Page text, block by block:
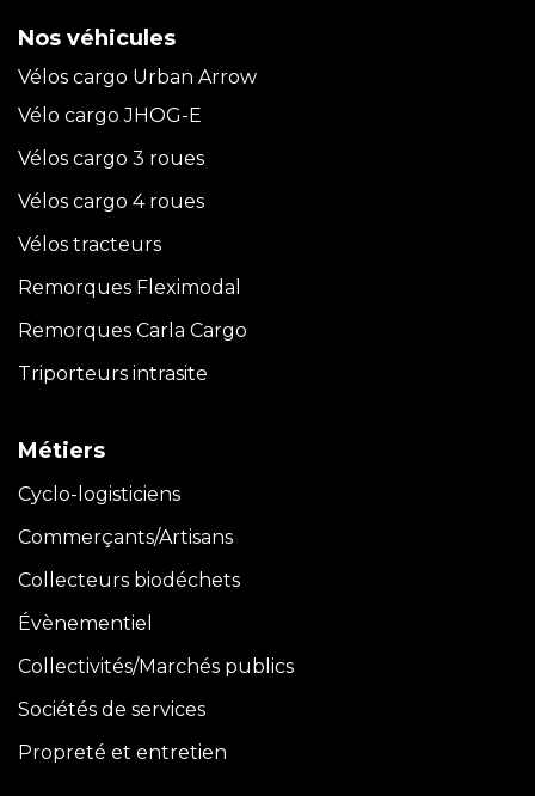
Nos véhicules
Vélos cargo Urban Arrow
Vélo cargo JHOG-E
Vélos cargo 3 roues
Vélos cargo 4 roues
Vélos tracteurs
Remorques Fleximodal
Remorques Carla Cargo
Triporteurs intrasite
Métiers
Cyclo-logisticiens
Commerçants/Artisans
Collecteurs biodéchets
Évènementiel
Collectivités/Marchés publics
Sociétés de services
Propreté et entretien